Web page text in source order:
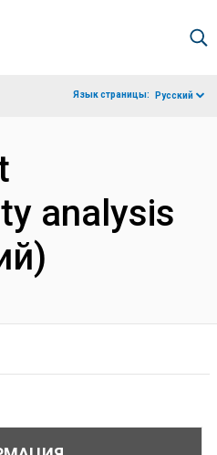
Язык страницы: Русский
analysis